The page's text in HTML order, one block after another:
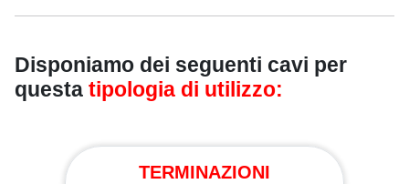
Disponiamo dei seguenti cavi per
questa tipologia di utilizzo:
TERMINAZIONI